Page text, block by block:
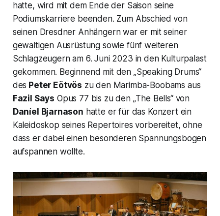
hatte, wird mit dem Ende der Saison seine
Podiumskarriere beenden. Zum Abschied von
seinen Dresdner Anhängern war er mit seiner
gewaltigen Ausrüstung sowie fünf weiteren
Schlagzeugern am 6. Juni 2023 in den Kulturpalast
gekommen. Beginnend mit den „Speaking Drums“
des Peter Eötvös zu den Marimba-Boobams aus
Fazil Says Opus 77 bis zu den „The Bells“von
Daníel Bjarnason hatte er für das Konzert ein
Kaleidoskop seines Repertoires vorbereitet, ohne
dass er dabei einen besonderen Spannungsbogen
aufspannen wollte.